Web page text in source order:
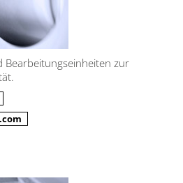
Bearbeitungseinheiten zur